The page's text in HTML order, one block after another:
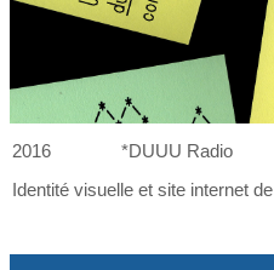
2016
*DUUU Radio
Identité visuelle et site internet de